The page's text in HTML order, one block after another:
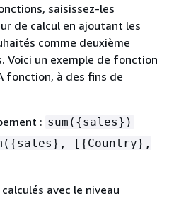
saisissez-les
de calcul en ajoutant les
comme deuxième
Voici un exemple de fonction
fonction, à des fins de
: sum( {sales})
{sales}, [ {Country},
avec le niveau